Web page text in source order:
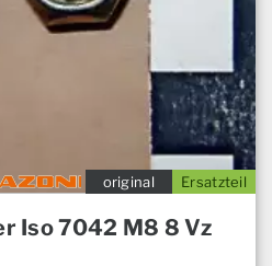
Ersatzteil
original
Iso 7042 M8 8 Vz